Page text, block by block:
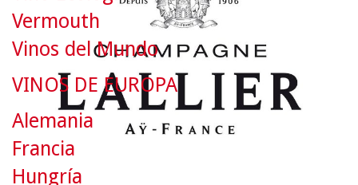
Vermouth
Vinos del Mundo
VINOS DE EUROPA
Alemania
Francia
Hungría